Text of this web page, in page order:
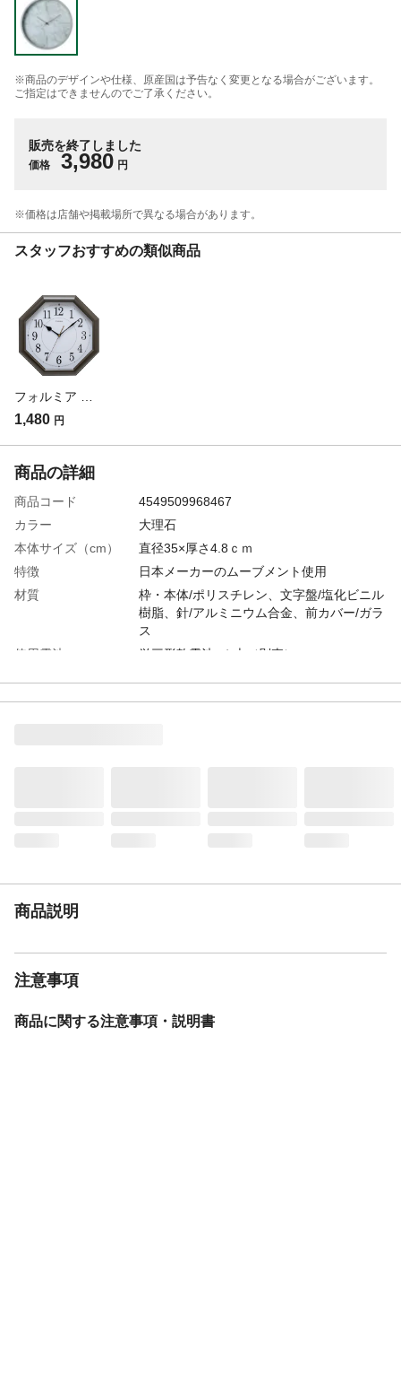
※商品のデザインや仕様、原産国は予告なく変更となる場合がございます。
ご指定はできませんのでご了承ください。
販売を終了しました
価格 3,980 円
※価格は​店舗や​掲載場所で​異なる​場合が​あります。
スタッフおすすめの類似商品
1,480 円
商品の詳細
商品コード
4549509968467
カラー
大理石
本体サイズ（cm）
直径35×厚さ4.8ｃｍ
特徴
日本メーカーのムーブメント使用
材質
枠・本体/ポリスチレン、文字盤/塩化ビニル
樹脂、針/アルミニウム合金、前カバー/ガラ
ス
使用電池
単三形乾電池×１本（別売）
使用温度範囲
0～+40℃
商品説明
注意事項
商品に関する注意事項・説明書